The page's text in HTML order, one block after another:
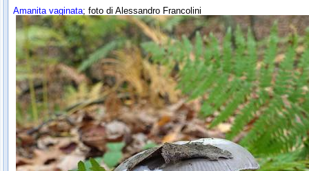
Amanita vaginata; foto di Alessandro Francolini